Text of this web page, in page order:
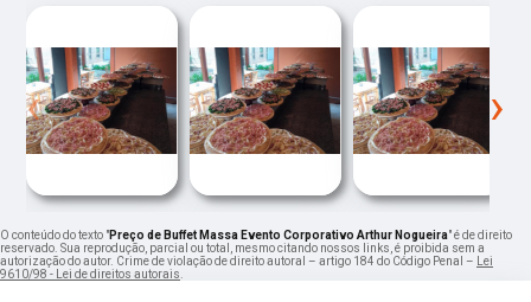
‹ ›
O conteúdo do texto "Preço de Buffet Massa Evento Corporativo Arthur Nogueira" é de direito
reservado. Sua reprodução, parcial ou total, mesmo citando nossos links, é proibida sem a
autorização do autor. Crime de violação de direito autoral – artigo 184 do Código Penal –
Lei
9610/98 - Lei de direitos autorais